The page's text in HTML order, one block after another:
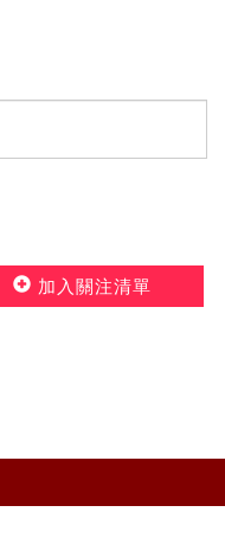
加入關注清單